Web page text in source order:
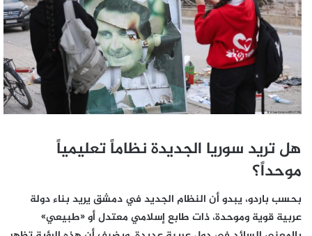
هل تريد سوريا الجديدة نظاماً تعليمياً
موحداً؟
بحسب باردو، يبدو أن النظام الجديد في دمشق يريد بناء دولة
عربية قوية وموحدة، ذات طابع إسلامي معتدل أو «طبيعي»